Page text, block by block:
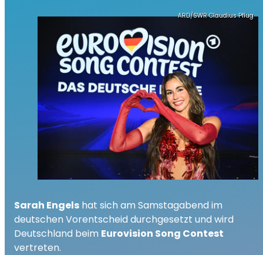
ARD/SWR Claudius Pflug
Sarah Engels hat sich am Samstagabend im
deutschen Vorentscheid durchgesetzt und wird
Deutschland beim Eurovision Song Contest
vertreten.